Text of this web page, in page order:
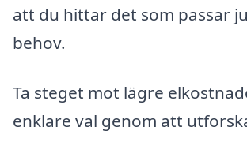
att du hittar det som passar
behov.
Ta steget mot lägre
enklare val genom att